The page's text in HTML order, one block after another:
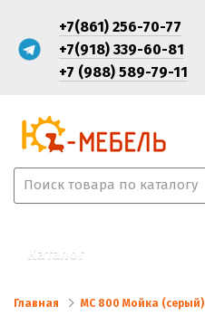
+7(861) 256-70-77
+7(918) 339-60-81
+7 (988) 589-79-11
Каталог
Главная МС 800 Мойка (серый)